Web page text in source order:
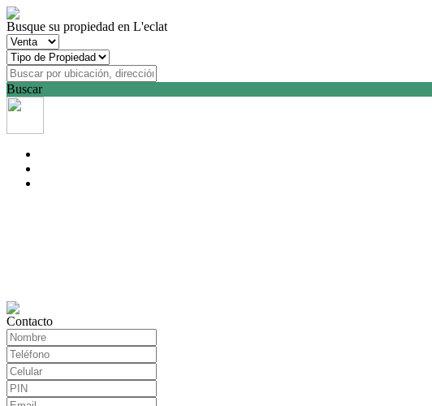
Busque su propiedad en L'eclat
Buscar
Contacto